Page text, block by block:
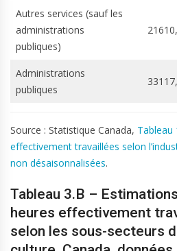
Autres services (sauf les
administrations
publiques)
Administrations
publiques
Source : Statistique Canada, Tableau
effectivement travaillées selon
non désaisonnalisées.
Tableau 3.B –
heures effectivement
selon les sous-secteurs